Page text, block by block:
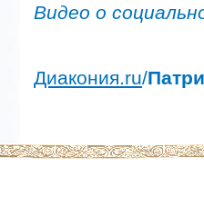
Видео о
Диакония.ru/